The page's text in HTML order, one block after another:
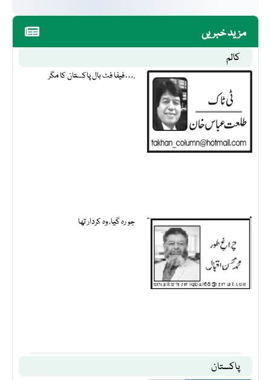
مزید خبریں
کالم
فیفا فٹ بال پاکستان کا مگر….
جو رہ گیا، وہ کردار تھا
پاکستان